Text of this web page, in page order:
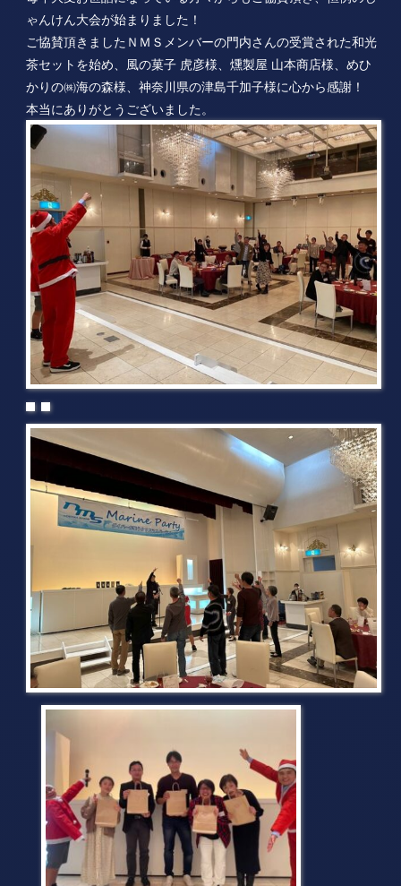
ゃんけん大会が始まりました！
ご協賛頂きましたＮＭＳメンバーの門内さんの受賞された和光
茶セットを始め、風の菓子 虎彦様、燻製屋 山本商店様、めひ
かりの㈱海の森様、神奈川県の津島千加子様に心から感謝！
本当にありがとうございました。